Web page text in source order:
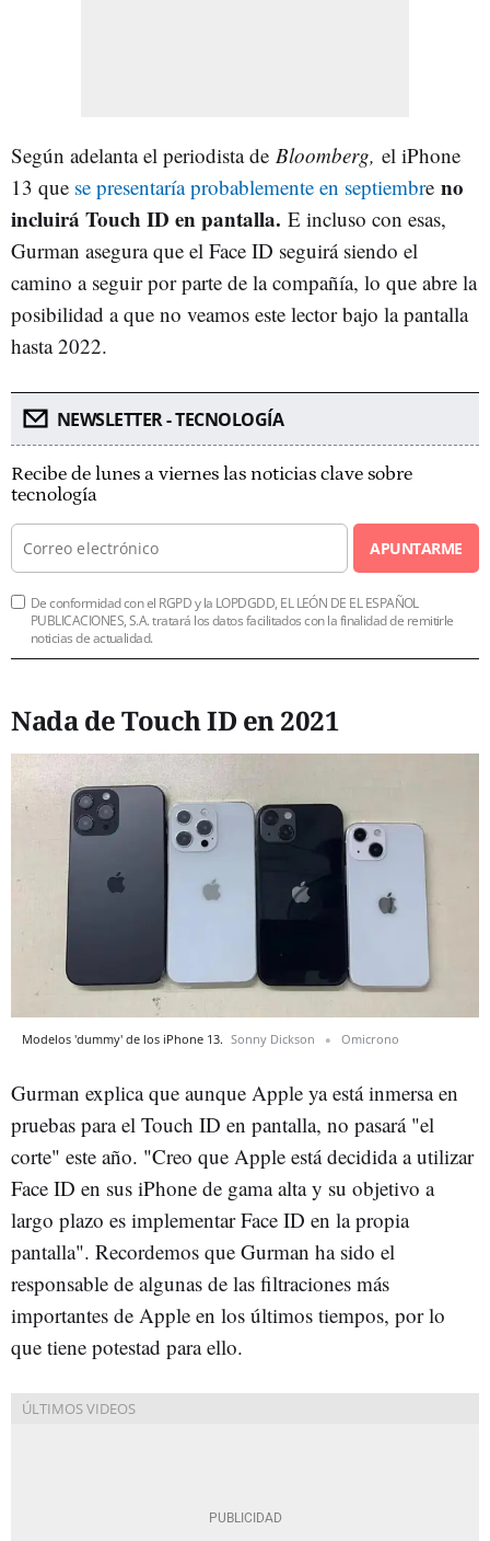
Según adelanta el periodista de Bloomberg, el iPhone
13 que se presentaría probablemente en septiembre no
incluirá Touch ID en pantalla. E incluso con esas,
Gurman asegura que el Face ID seguirá siendo el
camino a seguir por parte de la compañía, lo que abre la
posibilidad a que no veamos este lector bajo la pantalla
hasta 2022.
NEWSLETTER - TECNOLOGÍA
Recibe de lunes a viernes las noticias clave sobre
tecnología
APUNTARME
De conformidad con el RGPD y la LOPDGDD, EL LEÓN DE EL ESPAÑOL
PUBLICACIONES, S.A. tratará los datos facilitados con la finalidad de remitirle
noticias de actualidad.
Nada de Touch ID en 2021
Modelos 'dummy' de los iPhone 13. Sonny Dickson Omicrono
Gurman explica que aunque Apple ya está inmersa en
pruebas para el Touch ID en pantalla, no pasará "el
corte" este año. "Creo que Apple está decidida a utilizar
Face ID en sus iPhone de gama alta y su objetivo a
largo plazo es implementar Face ID en la propia
pantalla". Recordemos que Gurman ha sido el
responsable de algunas de las filtraciones más
importantes de Apple en los últimos tiempos, por lo
que tiene potestad para ello.